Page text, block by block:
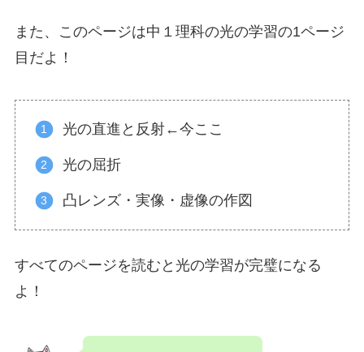
また、このページは中１理科の光の学習の1ページ
目だよ！
光の直進と反射←今ここ
光の屈折
凸レンズ・実像・虚像の作図
すべてのページを読むと光の学習が完璧になる
よ！